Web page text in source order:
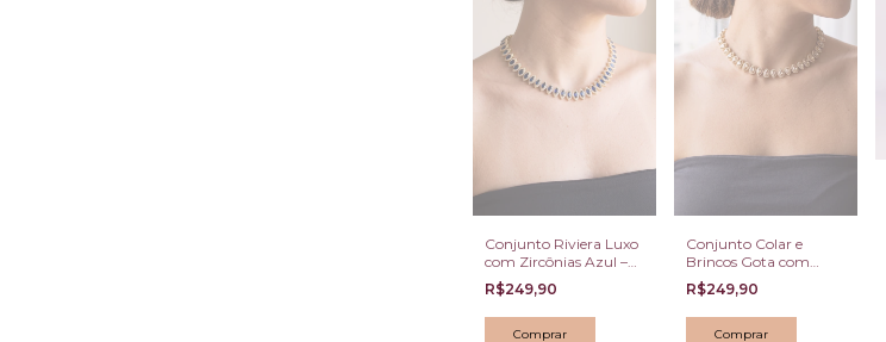
Conjunto Riviera Luxo
com Zircônias Azul –
Colar e Brincos
R$249,90
Conjunto Colar e
Brincos Gota com
Cristais Champagne
R$249,90